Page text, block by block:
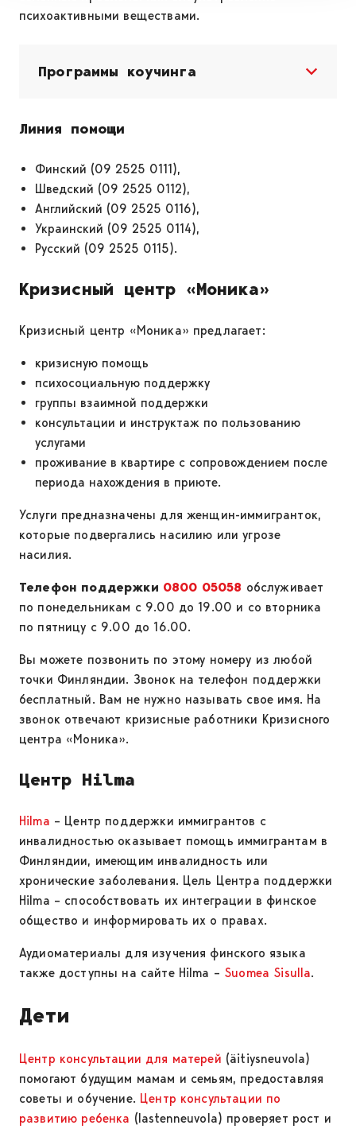
психоактивными веществами.
Программы коучинга
Линия помощи
Финский (09 2525 0111),
Шведский (09 2525 0112),
Английский (09 2525 0116),
Украинский (09 2525 0114),
Русский (09 2525 0115).
Кризисный центр «Моника»
Кризисный центр «Моника» предлагает:
кризисную помощь
психосоциальную поддержку
группы взаимной поддержки
консультации и инструктаж по пользованию
услугами
проживание в квартире с сопровождением после
периода нахождения в приюте.
Услуги предназначены для женщин-иммигранток,
которые подвергались насилию или угрозе
насилия.
Телефон поддержки 0800 05058 обслуживает
по понедельникам с 9.00 до 19.00 и со вторника
по пятницу с 9.00 до 16.00.
Вы можете позвонить по этому номеру из любой
точки Финляндии. Звонок на телефон поддержки
бесплатный. Вам не нужно называть свое имя. На
звонок отвечают кризисные работники Кризисного
центра «Моника».
Центр Hilma
Hilma – Центр поддержки иммигрантов с
инвалидностью оказывает помощь иммигрантам в
Финляндии, имеющим инвалидность или
хронические заболевания. Цель Центра поддержки
Hilma – способствовать их интеграции в финское
общество и информировать их о правах.
Аудиоматериалы для изучения финского языка
также доступны на сайте Hilma – Suomea Sisulla.
Дети
Центр консультации для матерей (äitiysneuvola)
помогают будущим мамам и семьям, предоставляя
советы и обучение. Центр консультации по
развитию ребенка (lastenneuvola) проверяет рост и